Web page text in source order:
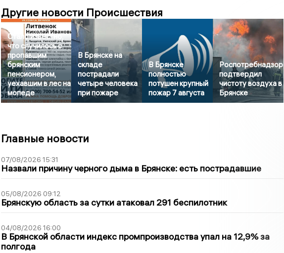
Другие новости Происшествия
Стало известно,
что случилось с
пропавшим
брянским
пенсионером,
уехавшим в лес на
мопеде
В Брянске на
складе
пострадали
четыре человека
при пожаре
В Брянске
полностью
потушен крупный
пожар 7 августа
Роспотребнадзор
подтвердил
чистоту воздуха в
Брянске
Главные новости
07/08/2026 15:31
Назвали причину черного дыма в Брянске: есть пострадавшие
05/08/2026 09:12
Брянскую область за сутки атаковал 291 беспилотник
04/08/2026 16:00
В Брянской области индекс промпроизводства упал на 12,9% за
полгода